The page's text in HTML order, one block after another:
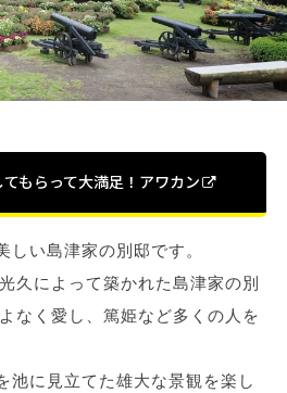
もらって大満足！アワカン
い島津家の別邸です。
久によって築かれた島津家の別
なく愛し、篤姫など多くの人を
池に見立てた雄大な景観を楽し